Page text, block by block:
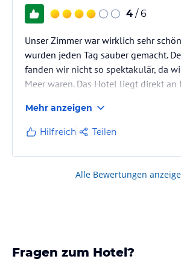
4 / 6
Unser Zimmer war wirklich sehr
wurden jeden Tag sauber gemacht.
fanden wir nicht so spektakulär, da
Meer waren. Das Hotel liegt direkt an
empfanden. Auf Sicherheit wurde sehr
gelegt, an jedem Eingang wurde
Bewohner des Hotels ist.. Frühstück
gut und ausreichend Auswahl.
Was uns verärgert hat, war das
Mehr anzeigen
Hilfreich Teilen
Alle Bewertungen
Fragen zum Hotel?